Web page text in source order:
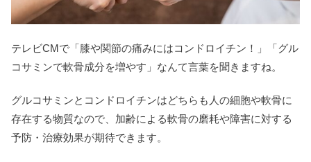
テレビCMで「膝や関節の痛みにはコンドロイチン！」「グル
コサミンで軟骨成分を増やす」なんて言葉を聞きますね。
グルコサミンとコンドロイチンはどちらも人の細胞や軟骨に
存在する物質なので、加齢による軟骨の磨耗や障害に対する
予防・治療効果が期待できます。